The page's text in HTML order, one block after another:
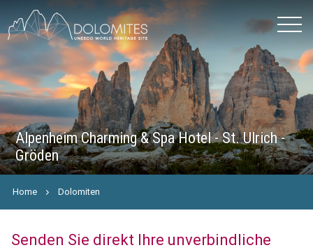
Alpenheim Charming & Spa Hotel - St. Ulrich -
Gröden
Home Dolomiten
Senden Sie direkt Ihre unverbindliche